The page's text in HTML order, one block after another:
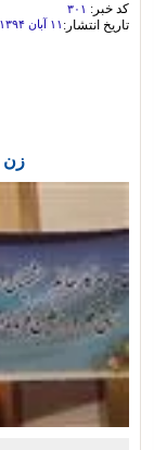
کد خبر: ۳۰۱
تاریخ انتشار: ۱۱ آبان ۱۳۹۴ - ۱۱:۴۶
زن